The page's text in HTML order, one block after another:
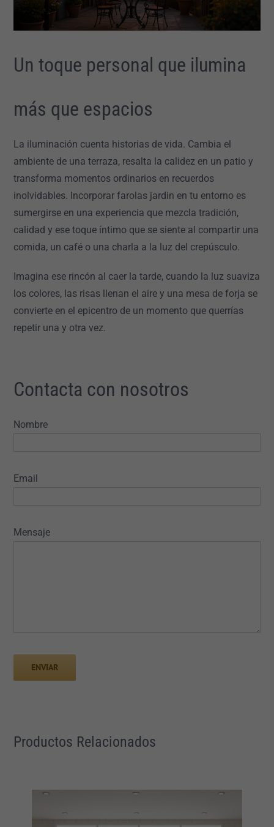
Un toque personal que ilumina
más que espacios
La iluminación cuenta historias de vida. Cambia el
ambiente de una terraza, resalta la calidez en un patio y
transforma momentos ordinarios en recuerdos
inolvidables. Incorporar farolas jardin en tu entorno es
sumergirse en una experiencia que mezcla tradición,
calidad y ese toque íntimo que se siente al compartir una
comida, un café o una charla a la luz del crepúsculo.
Imagina ese rincón al caer la tarde, cuando la luz suaviza
los colores, las risas llenan el aire y una mesa de forja se
convierte en el epicentro de un momento que querrías
repetir una y otra vez.
Contacta con nosotros
Nombre
Email
Mensaje
Productos Relacionados